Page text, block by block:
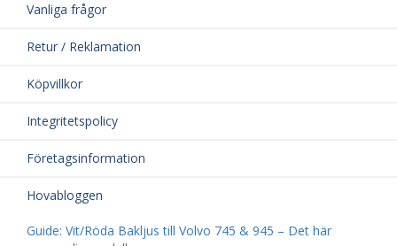
Vanliga frågor
Retur / Reklamation
Köpvillkor
Integritetspolicy
Företagsinformation
Hovabloggen
Guide: Vit/Röda Bakljus till Volvo 745 & 945 – Det här